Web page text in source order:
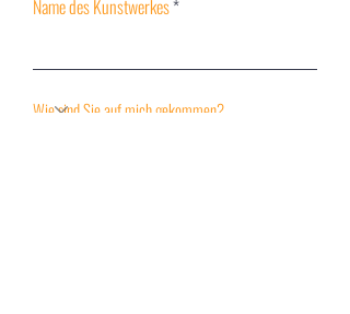
Name des Kunstwerkes